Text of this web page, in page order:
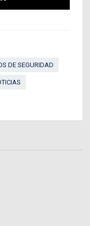
DE SEGURIDAD